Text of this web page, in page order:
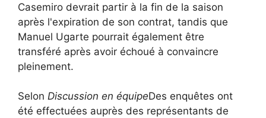
Casemiro devrait partir à la fin de la saison
après l'expiration de son contrat, tandis que
Manuel Ugarte pourrait également être
transféré après avoir échoué à convaincre
pleinement.
Selon Discussion en équipeDes enquêtes ont
été effectuées auprès des représentants de